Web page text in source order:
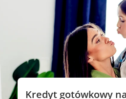
Kredyt gotówkowy